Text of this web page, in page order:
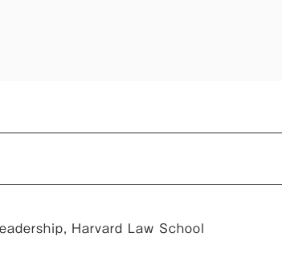
Harvard Law School